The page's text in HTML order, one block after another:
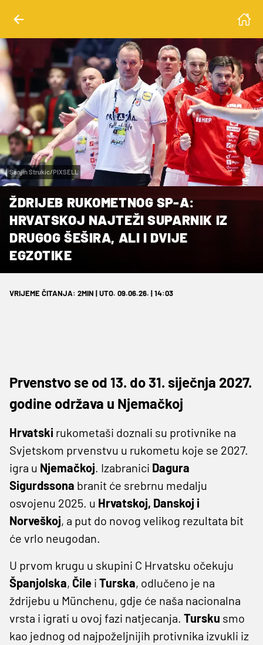
Sanjin Strukic/PIXSELL
ŽDRIJEB RUKOMETNOG SP-A:
HRVATSKOJ NAJTEŽI SUPARNIK IZ
DRUGOG ŠEŠIRA, ALI I DVIJE
EGZOTIKE
VRIJEME ČITANJA: 2MIN | UTO. 09.06.26. | 14:03
Prvenstvo se od 13. do 31. siječnja 2027.
godine održava u Njemačkoj
Hrvatski rukometaši doznali su protivnike na
Svjetskom prvenstvu u rukometu koje se 2027.
igra u Njemačkoj. Izabranici Dagura
Sigurdssona branit će srebrnu medalju
osvojenu 2025. u Hrvatskoj, Danskoj i
Norveškoj, a put do novog velikog rezultata bit
će vrlo neugodan.
U prvom krugu u skupini C Hrvatsku očekuju
Španjolska, Čile i Turska, odlučeno je na
ždrijebu u Münchenu, gdje će naša nacionalna
vrsta i igrati u ovoj fazi natjecanja. Tursku smo
kao jednog od najpoželjnijih protivnika izvukli iz